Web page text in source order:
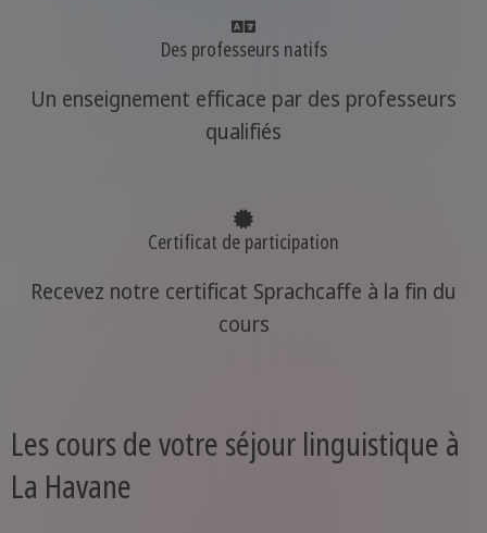
Des professeurs natifs
Un enseignement efficace par des professeurs
qualifiés
Certificat de participation
Recevez notre certificat Sprachcaffe à la fin du
cours
Les cours de votre séjour linguistique à
La Havane